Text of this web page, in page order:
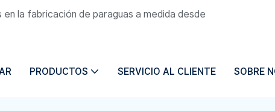
en la fabricación de paraguas a medida desde
PRODUCTOS SERVICIO AL CLIENTE SOBRE